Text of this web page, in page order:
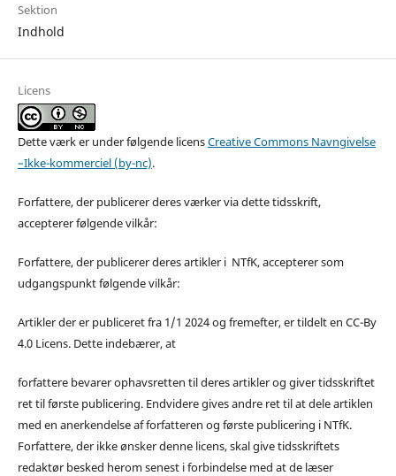
Sektion
Indhold
Licens
Dette værk er under følgende licensCreative Commons Navngivelse
–Ikke-kommerciel (by-nc).
Forfattere, der publicerer deres værker via dette tidsskrift,
accepterer følgende vilkår:
Forfattere, der publicerer deres artikler i NTfK, accepterer som
udgangspunkt følgende vilkår:
Artikler der er publiceret fra 1/1 2024 og fremefter, er tildelt en CC-By
4.0 Licens. Dette indebærer, at
forfattere bevarer ophavsretten til deres artikler og giver tidsskriftet
ret til første publicering. Endvidere gives andre ret til at dele artiklen
med en anerkendelse af forfatteren og første publicering i NTfK.
Forfattere, der ikke ønsker denne licens, skal give tidsskriftets
redaktør besked herom senest i forbindelse med at de læser